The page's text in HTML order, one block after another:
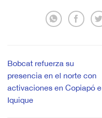
más confiables equipos de
izaje montados sobre
y continuidad operacional
en cada ciclo de trabajo.
Bobcat refuerza su
presencia en el norte con
activaciones en Copiapó e
Iquique